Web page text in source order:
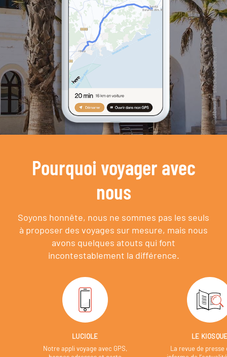
Pourquoi voyager avec
nous
Soyons honnête, nous ne sommes pas les seuls
à proposer des voyages sur mesure, mais nous
avons quelques atouts qui font
incontestablement la différence.
LUCIOLE
Notre appli voyage avec GPS,
LE
La revue de presse